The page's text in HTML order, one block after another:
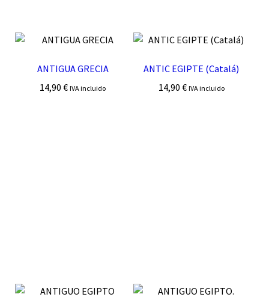
ANTIGUA GRECIA
14,90€ IVA incluido
ANTIC EGIPTE (Catalá)
14,90 € IVA incluido